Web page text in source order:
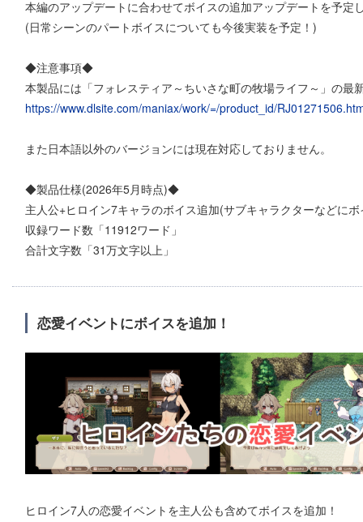
本編のアップデートに合わせてボイスの追加アップデートを予定
(日常シーンのパートボイスについても今後実装を予定！)
◆注意事項◆
本製品には「フォレスティア～ちいさな町の牧場ライフ～」の
https://www.dlsite.com/maniax/work/=/product_id/
また日本語以外のバージョンには現在対応しておりません。
◆製品仕様(2026年5月時点)◆
主人公+ヒロイン7キャラのボイス追加(サブキャラクターなどに
収録ワード数「11912ワード」
合計文字数「31万文字以上」
恋愛イベントにボイスを追加！
ヒロイン7人の恋愛イベントを主人公も含めてボイスを追加！